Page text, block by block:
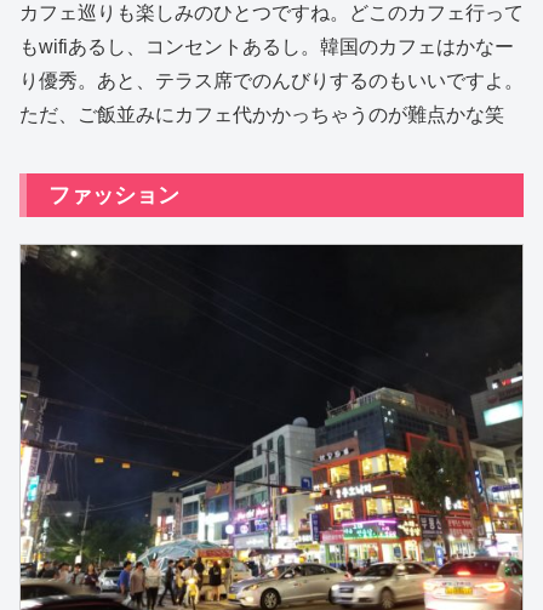
カフェ巡りも楽しみのひとつですね。どこのカフェ行って
もwifiあるし、コンセントあるし。韓国のカフェはかなー
り優秀。あと、テラス席でのんびりするのもいいですよ。
ただ、ご飯並みにカフェ代かかっちゃうのが難点かな笑
ファッション